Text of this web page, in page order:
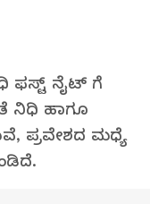
ಫಸ್ಟ್ ನೈಟ್ ಗೆ
ನಿಧಿ ಹಾಗೂ
ಪ್ರವೇಶದ ಮಧ್ಯೆ